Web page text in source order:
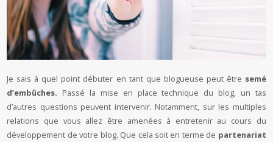
Je sais à quel point débuter en tant que blogueuse peut être semé
d’embûches. Passé la mise en place technique du blog, un tas
d’autres questions peuvent intervenir. Notamment, sur les multiples
relations que vous allez être amenées à entretenir au cours du
développement de votre blog. Que cela soit en terme de partenariat